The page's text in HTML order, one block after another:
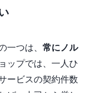
つは、 常にノル
ップでは、一人ひ
ービスの契約件数